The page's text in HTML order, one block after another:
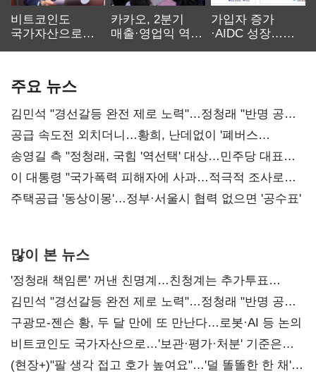
비트코인도
국가자산으로…'
카카오, 2분기
매출·영업익 역대
가입자 증가
·AIDC 성장…
주요 뉴스
김민석 "경선갈등 완전 제로 노력"…정청래 "반명 공세
사과부터"
공급 속도전 외치더니…황희, 난데없이 '폐버스
리모델링' 제안
송영길 측 "정청래, 국힘 '역선택' 대상…민주당 대표로
총선 지휘 못해"
이 대통령 "국가폭력 피해자에 사과…적극적 조사로
진실 밝혀야"
주택공급 '동상이몽'…정부·서울시 협력 없으면 '공수표'
많이 본 뉴스
'정청래 책임론' 꺼낸 친명계…친청계는 추가투표
때리기
김민석 "경선갈등 완전 제로 노력"…정청래 "반명 공세
사과부터"
구광모-젠슨 황, 두 달 만에 또 만난다…로봇·AI 등 논의
비트코인도 국가자산으로…'보관·평가·처분' 기준은
숙제
(현장+)"팔 생각 접고 호가 높여요"…'덜 똘똘한 한 채'